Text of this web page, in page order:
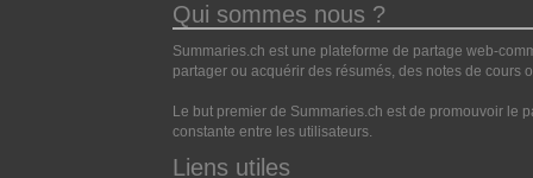
Qui sommes nous ?
Summaries.ch est une plateforme de partage web-
partager ou acquérir des résumés, des notes de cours
Le but premier de Summaries.ch est de promouvoir le
constante entre les utilisateurs.
Liens utiles